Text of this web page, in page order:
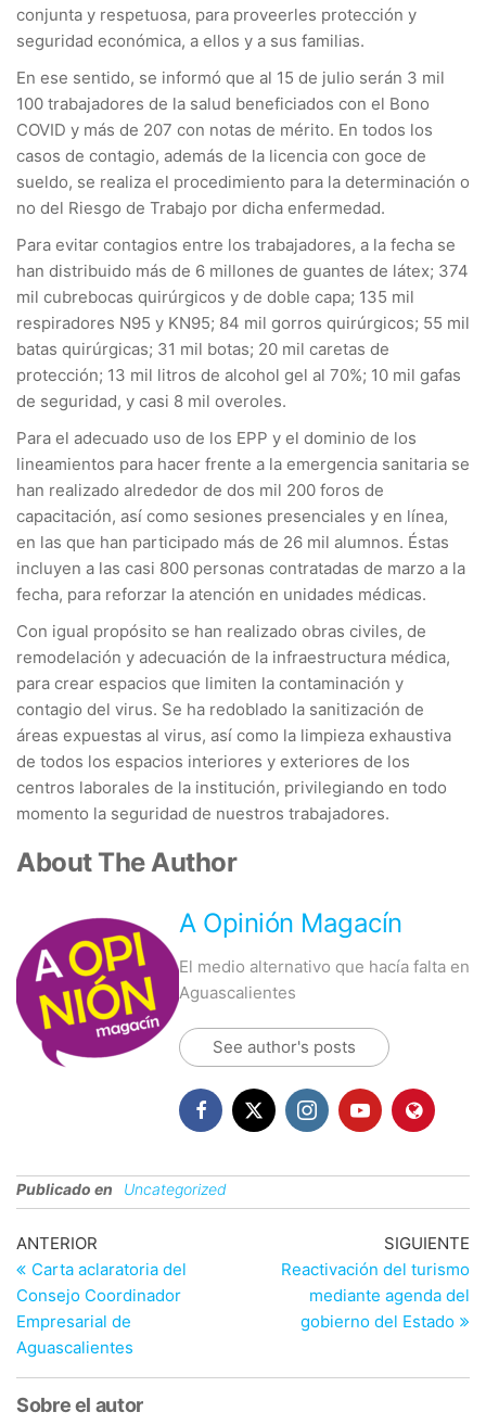
conjunta y respetuosa, para proveerles protección y
seguridad económica, a ellos y a sus familias.
En ese sentido, se informó que al 15 de julio serán 3 mil
100 trabajadores de la salud beneficiados con el Bono
COVID y más de 207 con notas de mérito. En todos los
casos de contagio, además de la licencia con goce de
sueldo, se realiza el procedimiento para la determinación o
no del Riesgo de Trabajo por dicha enfermedad.
Para evitar contagios entre los trabajadores, a la fecha se
han distribuido más de 6 millones de guantes de látex; 374
mil cubrebocas quirúrgicos y de doble capa; 135 mil
respiradores N95 y KN95; 84 mil gorros quirúrgicos; 55 mil
batas quirúrgicas; 31 mil botas; 20 mil caretas de
protección; 13 mil litros de alcohol gel al 70%; 10 mil gafas
de seguridad, y casi 8 mil overoles.
Para el adecuado uso de los EPP y el dominio de los
lineamientos para hacer frente a la emergencia sanitaria se
han realizado alrededor de dos mil 200 foros de
capacitación, así como sesiones presenciales y en línea,
en las que han participado más de 26 mil alumnos. Éstas
incluyen a las casi 800 personas contratadas de marzo a la
fecha, para reforzar la atención en unidades médicas.
Con igual propósito se han realizado obras civiles, de
remodelación y adecuación de la infraestructura médica,
para crear espacios que limiten la contaminación y
contagio del virus. Se ha redoblado la sanitización de
áreas expuestas al virus, así como la limpieza exhaustiva
de todos los espacios interiores y exteriores de los
centros laborales de la institución, privilegiando en todo
momento la seguridad de nuestros trabajadores.
About The Author
A Opinión Magacín
El medio alternativo que hacía falta en
Aguascalientes
See author's posts
Publicado en Uncategorized
Navegación
de
entradas
Entrada
anterior
ANTERIOR
Carta aclaratoria del
Consejo Coordinador
Empresarial de
Aguascalientes
SIGUIENTE
Reactivación del turismo
mediante agenda del
gobierno del Estado
Sobre el autor